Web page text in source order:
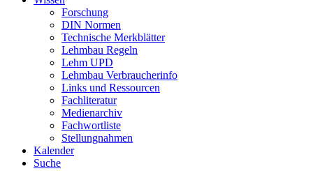
Forschung
DIN Normen
Technische Merkblätter
Lehmbau Regeln
Lehm UPD
Lehmbau Verbraucherinfo
Links und Ressourcen
Fachliteratur
Medienarchiv
Fachwortliste
Stellungnahmen
Kalender
Suche